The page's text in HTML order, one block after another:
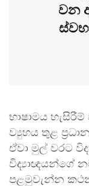
වන
භාෂාමය
ව්‍යුහය තුළ
ඒවා මුල් වරට
විද්‍යාඥයන්ගේ
පළමුවැන්න